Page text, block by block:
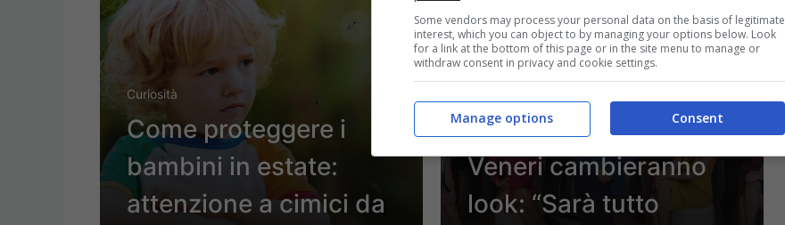
Curiosità
Come proteggere i
bambini in estate:
attenzione a cimici da
Spettacolo
Il Paradiso delle
Signore 9, perché le
Veneri cambieranno
look: “Sarà tutto
Some vendors may process your personal data on the basis of legitimate
interest, which you can object to by managing your options below. Look
for a link at the bottom of this page or in the site menu to manage or
withdraw consent in privacy and cookie settings.
Consent
Manage options